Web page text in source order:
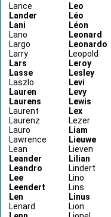
Lance
Lander
Lani
Lano
Largo
Larry
Lars
Lasse
Laszlo
Lauren
Laurens
Laurent
Laurenz
Lauro
Lawrence
Lean
Leander
Leandro
Lee
Leendert
Len
Lenard
Leo
Léo
Léon
Leonard
Leonardo
Leopold
Leroy
Lesley
Levi
Levy
Lewis
Lex
Lezer
Liam
Lieuwe
Lieven
Lilian
Lindert
Lino
Lins
Linus
Lion